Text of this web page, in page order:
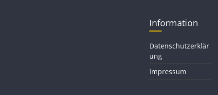
Information
Datenschutzerklär
ung
Impressum